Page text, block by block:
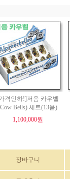
격인하!]저음 카우벨
Bells) 세트(13음)
1,100,000원
장바구니